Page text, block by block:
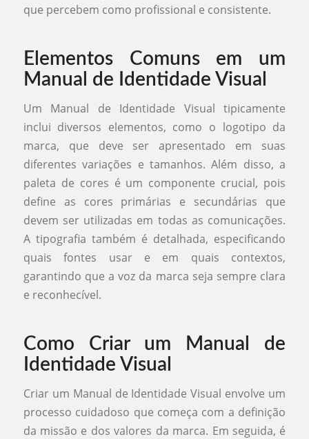
que percebem como profissional e consistente.
Elementos Comuns em um
Manual de Identidade Visual
Um Manual de Identidade Visual tipicamente
inclui diversos elementos, como o logotipo da
marca, que deve ser apresentado em suas
diferentes variações e tamanhos. Além disso, a
paleta de cores é um componente crucial, pois
define as cores primárias e secundárias que
devem ser utilizadas em todas as comunicações.
A tipografia também é detalhada, especificando
quais fontes usar e em quais contextos,
garantindo que a voz da marca seja sempre clara
e reconhecível.
Como Criar um Manual de
Identidade Visual
Criar um Manual de Identidade Visual envolve um
processo cuidadoso que começa com a definição
da missão e dos valores da marca. Em seguida, é